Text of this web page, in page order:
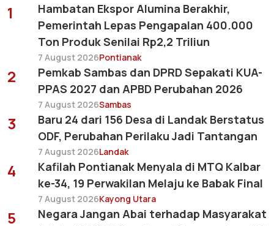
1
Hambatan Ekspor Alumina Berakhir,
Pemerintah Lepas Pengapalan 400.000
Ton Produk Senilai Rp2,2 Triliun
7 August 2026Pontianak
2
Pemkab Sambas dan DPRD Sepakati KUA-
PPAS 2027 dan APBD Perubahan 2026
7 August 2026Sambas
3
Baru 24 dari 156 Desa di Landak Berstatus
ODF, Perubahan Perilaku Jadi Tantangan
7 August 2026Landak
4
Kafilah Pontianak Menyala di MTQ Kalbar
ke-34, 19 Perwakilan Melaju ke Babak Final
7 August 2026Kayong Utara
5
Negara Jangan Abai terhadap Masyarakat